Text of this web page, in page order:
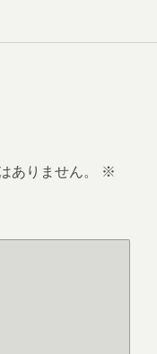
りません。
※